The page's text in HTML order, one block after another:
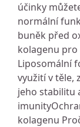
účinky
normální
buněk před
kolagenu pro
Liposomální
využití v těle,
jeho stabilitu
kolagenu